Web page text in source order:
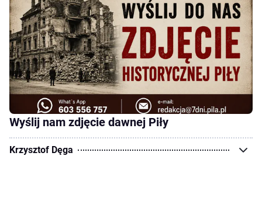
Wyślij nam zdjęcie dawnej Piły
Krzysztof Dęga